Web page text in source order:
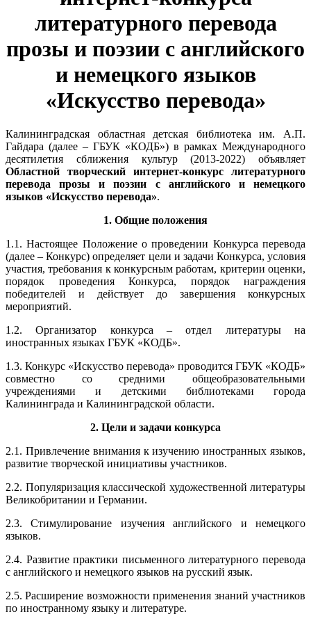
литературного перевода
прозы и поэзии с английского
и немецкого языков
«Искусство перевода»
Калининградская областная детская библиотека им. А.П.
Гайдара (далее – ГБУК «КОДБ») в рамках Международного
десятилетия сближения культур (2013-2022) объявляет
Областной творческий интернет-конкурс литературного
перевода прозы и поэзии с английского и немецкого
языков «Искусство перевода».
1. Общие положения
1.1. Настоящее Положение о проведении Конкурса перевода
(далее – Конкурс) определяет цели и задачи Конкурса, условия
участия, требования к конкурсным работам, критерии оценки,
порядок проведения Конкурса, порядок награждения
победителей и действует до завершения конкурсных
мероприятий.
1.2. Организатор конкурса – отдел литературы на
иностранных языках ГБУК «КОДБ».
1.3. Конкурс «Искусство перевода» проводится ГБУК «КОДБ»
совместно со средними общеобразовательными
учреждениями и детскими библиотеками города
Калининграда и Калининградской области.
2. Цели и задачи конкурса
2.1. Привлечение внимания к изучению иностранных языков,
развитие творческой инициативы участников.
2.2. Популяризация классической художественной литературы
Великобритании и Германии.
2.3. Стимулирование изучения английского и немецкого
языков.
2.4. Развитие практики письменного литературного перевода
с английского и немецкого языков на русский язык.
2.5. Расширение возможности применения знаний участников
по иностранному языку и литературе.